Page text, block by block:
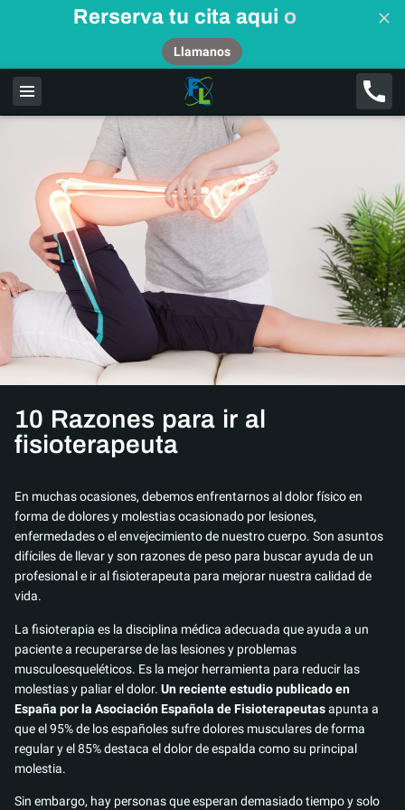
Rerserva tu cita aqui o
Llamanos
10 Razones para ir al
fisioterapeuta
En muchas ocasiones, debemos enfrentarnos al dolor físico en
forma de dolores y molestias ocasionado por lesiones,
enfermedades o el envejecimiento de nuestro cuerpo. Son asuntos
difíciles de llevar y son razones de peso para buscar ayuda de un
profesional e ir al fisioterapeuta para mejorar nuestra calidad de
vida.
La fisioterapia es la disciplina médica adecuada que ayuda a un
paciente a recuperarse de las lesiones y problemas
musculoesqueléticos. Es la mejor herramienta para reducir las
molestias y paliar el dolor. Un reciente estudio publicado en
España por la Asociación Española de Fisioterapeutasapunta a
que el 95% de los españoles sufre dolores musculares de forma
regular y el 85% destaca el dolor de espalda como su principal
molestia.
Sin embargo, hay personas que esperan demasiado tiempo y solo